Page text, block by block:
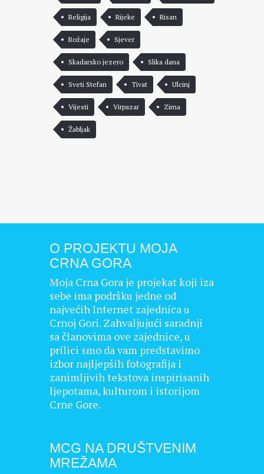
Religija Rijeke Risan
Rožaje Sjever
Skadarsko jezero Slika dana
Sveti Stefan Tivat Ulcinj
Vijesti Virpazar Zima
Žabljak
O PROJEKTU MOJA
CRNA GORA
Moja Crna Gora je projekat koji iza
sebe ima podršku jedne od
najvećih Internet zajednica u
Crnoj Gori. Zahvaljujući saradnji
sa članovima ove zajednice, u
prilici smo da vam predstavimo
izbor najljepših fotografija i
zanimljivih tekstova inspirisanih
ljepotama, kulturom i istorijom
Crne Gore.
MCG NA DRUŠTVENIM
MREŽAMA